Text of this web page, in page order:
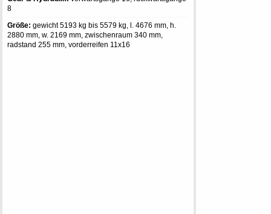
8
Größe: gewicht 5193 kg bis 5579 kg, l. 4676 mm, h.
2880 mm, w. 2169 mm, zwischenraum 340 mm,
radstand 255 mm, vorderreifen 11x16